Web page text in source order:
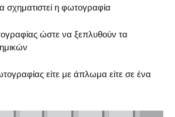
η φωτογραφία
ώστε να ξεπλυθούν τα
είτε με άπλωμα είτε σε ένα